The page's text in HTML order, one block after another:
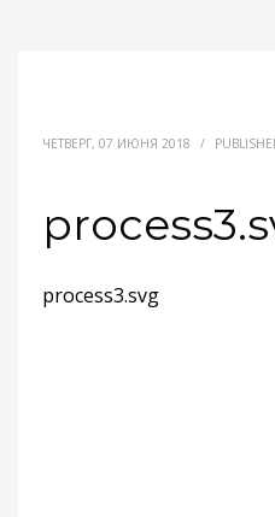
ЧЕТВЕРГ, 07 ИЮНЯ 2018 /
process3.svg